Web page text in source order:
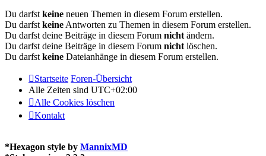
Du darfst keine neuen Themen in diesem Forum erstellen.
Du darfst keine Antworten zu Themen in diesem Forum erstellen.
Du darfst deine Beiträge in diesem Forum nicht ändern.
Du darfst deine Beiträge in diesem Forum nicht löschen.
Du darfst keine Dateianhänge in diesem Forum erstellen.
Startseite Foren-Übersicht
Alle Zeiten sind UTC+02:00
Alle Cookies löschen
Kontakt
*Hexagon style by MannixMD